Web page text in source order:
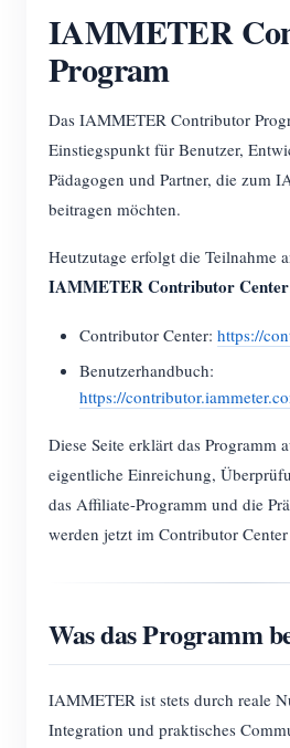
Nachrichten
Blog
Forum
App Store
Website erkunden
PV-Ranking
IAMMETER
Program
Das IAMMETER Contributor
Einstiegspunkt für Benutzer,
Pädagogen und Partner, die zum
beitragen möchten.
Heutzutage erfolgt die Teilnahme
IAMMETER Contributor Center
Contributor Center: https://
Benutzerhandbuch:
https://
Diese Seite erklärt das Programm
eigentliche Einreichung,
das Affiliate-Programm und die
werden jetzt im Contributor
Was das Programm
IAMMETER ist stets durch reale
Integration und praktisches